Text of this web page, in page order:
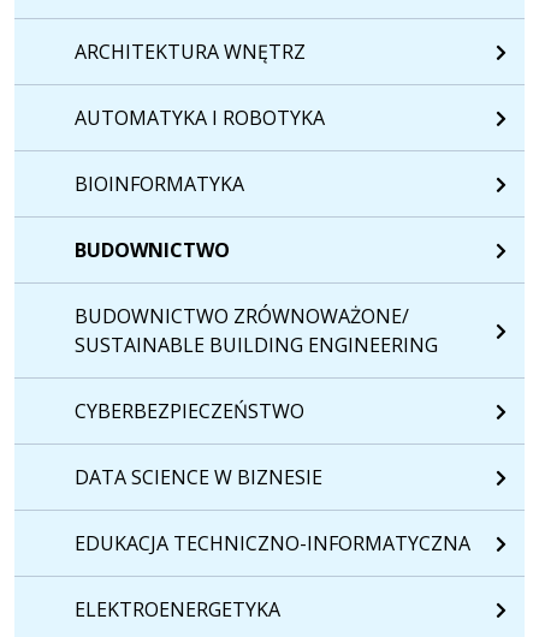
ARCHITEKTURA WNĘTRZ
AUTOMATYKA I ROBOTYKA
BIOINFORMATYKA
BUDOWNICTWO
BUDOWNICTWO ZRÓWNOWAŻONE/
SUSTAINABLE BUILDING ENGINEERING
CYBERBEZPIECZEŃSTWO
DATA SCIENCE W BIZNESIE
EDUKACJA TECHNICZNO-INFORMATYCZNA
ELEKTROENERGETYKA